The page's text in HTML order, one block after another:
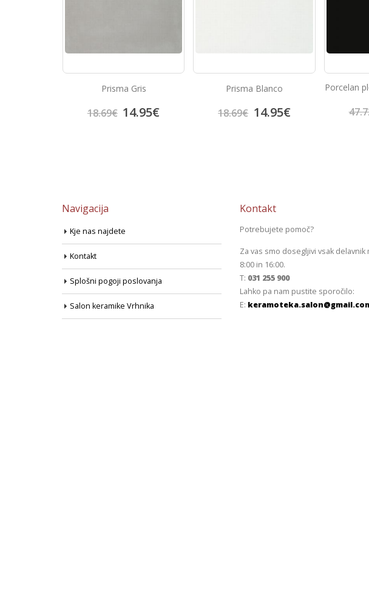
Prisma Gris
18.69€ 14.95€
Prisma Blanco
18.69€ 14.95€
Porcelan
Navigacija
Kje nas najdete
Kontakt
Splošni pogoji poslovanja
Salon keramike Vrhnika
Kontakt
Potrebujete pomoč?
Za vas smo dosegljivi vsak delavnik
8:00 in 16:00.
T: 031 255 900
Lahko pa nam pustite sporočilo:
E: